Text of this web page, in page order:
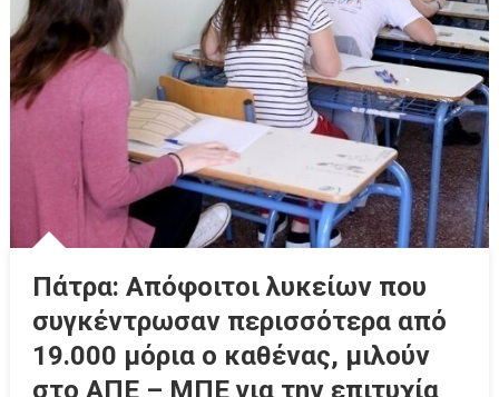
Πάτρα: Απόφοιτοι λυκείων που
συγκέντρωσαν περισσότερα από
19.000 μόρια ο καθένας, μιλούν
στο ΑΠΕ – ΜΠΕ για την επιτυχία